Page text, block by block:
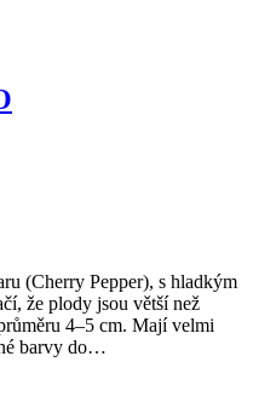
(Cherry Pepper), s hladkým
že plody jsou větší než
4–5 cm. Mají velmi
barvy do…